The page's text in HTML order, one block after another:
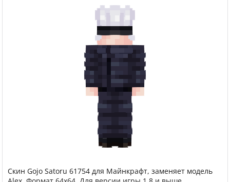
Скин Gojo Satoru 61754 для Майнкрафт, заменяет модель